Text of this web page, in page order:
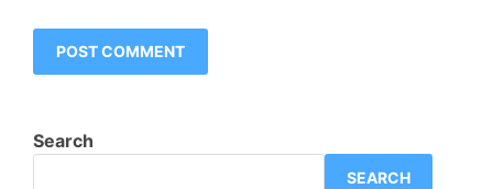
Search
SEARCH